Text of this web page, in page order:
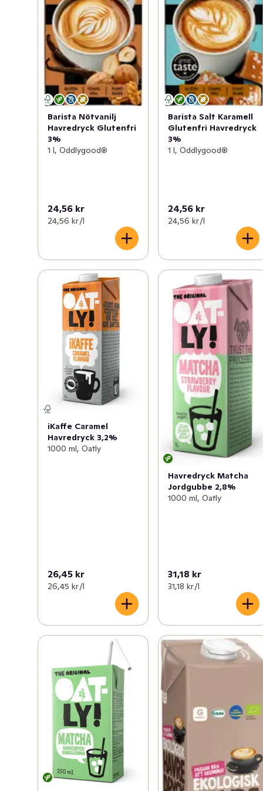
Barista Nötvanilj
Havredryck Glutenfri
3%
1 l, Oddlygood®
24,56 kr
24,56 kr /l
Barista Salt Karamell
Glutenfri Havredryck
3%
1 l, Oddlygood®
24,56 kr
24,56 kr /l
iKaffe Caramel
Havredryck 3,2%
1000 ml, Oatly
26,45 kr
26,45 kr /l
Havredryck Matcha
Jordgubbe 2,8%
1000 ml, Oatly
31,18 kr
31,18 kr /l